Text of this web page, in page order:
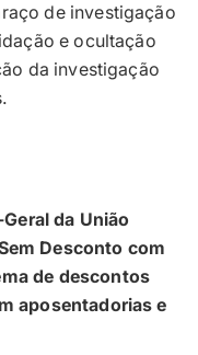
de investigação
e ocultação
da investigação
da União
Desconto com
de descontos
aposentadorias e